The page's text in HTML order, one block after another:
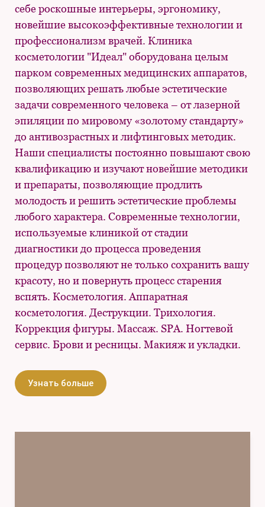
себе роскошные интерьеры, эргономику,
новейшие высокоэффективные технологии и
профессионализм врачей. Клиника
косметологии "Идеал" оборудована целым
парком современных медицинских аппаратов,
позволяющих решать любые эстетические
задачи современного человека – от лазерной
эпиляции по мировому «золотому стандарту»
до антивозрастных и лифтинговых методик.
Наши специалисты постоянно повышают свою
квалификацию и изучают новейшие методики
и препараты, позволяющие продлить
молодость и решить эстетические проблемы
любого характера. Современные технологии,
используемые клиникой от стадии
диагностики до процесса проведения
процедур позволяют не только сохранить вашу
красоту, но и повернуть процесс старения
вспять. Косметология. Аппаратная
косметология. Деструкции. Трихология.
Коррекция фигуры. Массаж. SPA. Ногтевой
сервис. Брови и ресницы. Макияж и укладки.
Узнать больше